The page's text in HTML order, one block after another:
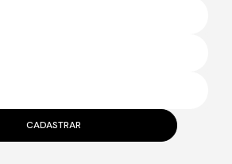
CADASTRAR